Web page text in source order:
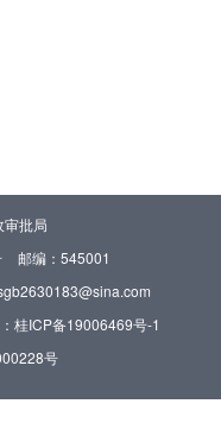
审批局
邮编：545001
桂ICP备19006469号-1
号